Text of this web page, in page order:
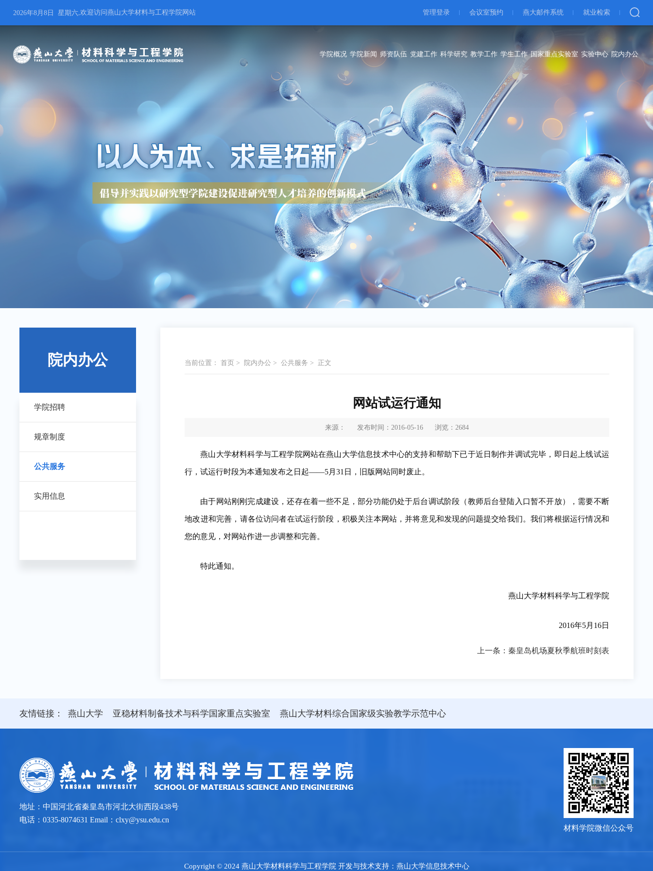
2026年8月8日 星期六,欢迎访问燕山大学材料与工程学院网站 管理登录 会议室预约 燕大邮件系统 就业检索
学院概况 学院新闻 师资队伍 党建工作 科学研究 教学工作 学生工作 国家重点实验室 实验中心 院内办公
院内办公
学院招聘
规章制度
公共服务
实用信息
当前位置：首页 > 院内办公 > 公共服务 > 正文
网站试运行通知
来源： 发布时间：2016-05-16 浏览： 2684
燕山大学材料科学与工程学院网站在燕山大学信息技术中心的支持和帮助下已于近日制作并调试完毕，即日起上线试运
行，试运行时段为本通知发布之日起——5月31日，旧版网站同时废止。
由于网站刚刚完成建设，还存在着一些不足，部分功能仍处于后台调试阶段（教师后台登陆入口暂不开放），需要不断
地改进和完善，请各位访问者在试运行阶段，积极关注本网站，并将意见和发现的问题提交给我们。我们将根据运行情况和
您的意见，对网站作进一步调整和完善。
特此通知。
燕山大学材料科学与工程学院
2016年5月16日
上一条： 秦皇岛机场夏秋季航班时刻表
友情链接： 燕山大学 亚稳材料制备技术与科学国家重点实验室 燕山大学材料综合国家级实验教学示范中心
地址：中国河北省秦皇岛市河北大街西段438号
电话：0335-8074631 Email：clxy@ysu.edu.cn
材料学院微信公众号
Copyright © 2024 燕山大学材料科学与工程学院 开发与技术支持：燕山大学信息技术中心